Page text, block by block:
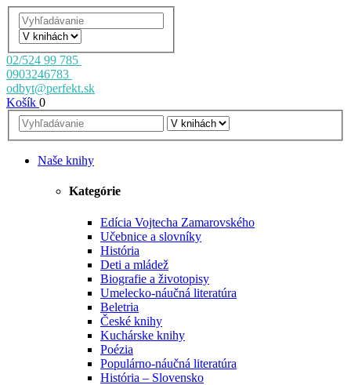
02/524 99 785
0903246783
odbyt@perfekt.sk
Košík 0
Naše knihy
Kategórie
Edícia Vojtecha Zamarovského
Učebnice a slovníky
História
Deti a mládež
Biografie a životopisy
Umelecko-náučná literatúra
Beletria
České knihy
Kuchárske knihy
Poézia
Populárno-náučná literatúra
História – Slovensko